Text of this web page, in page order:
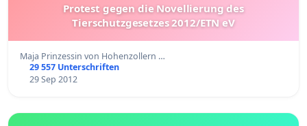
Protest gegen die Novellierung des
Tierschutzgesetzes 2012/ETN eV
Maja Prinzessin von Hohenzollern …
29 557 Unterschriften
29 Sep 2012